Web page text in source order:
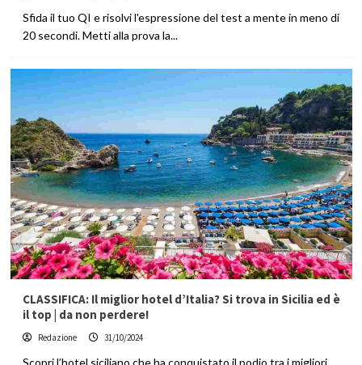
Sfida il tuo QI e risolvi l'espressione del test a mente in meno di
20 secondi. Metti alla prova la...
CLASSIFICA: Il miglior hotel d’Italia? Si trova in Sicilia ed è
il top | da non perdere!
Redazione 31/10/2024